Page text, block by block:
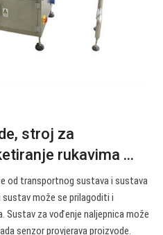
stroj za
rukavima ...
od transportnog sustava i sustava
može se prilagoditi i
Sustav za vođenje naljepnica može
senzor provjerava proizvode.